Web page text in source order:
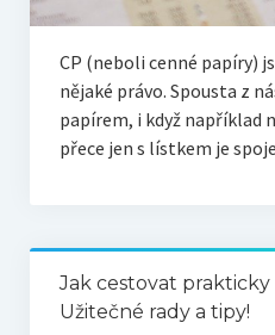
CP (neboli cenné papíry)
nějaké právo. Spousta z
papírem, i když například
přece jen s lístkem je
Jak cestovat prakticky
Užitečné rady a tipy!